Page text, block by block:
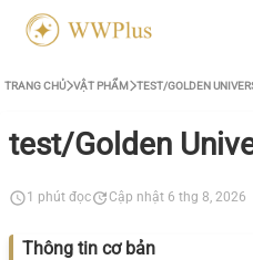
TRANG CHỦ VẬT PHẨM TEST/GOLDEN
test/Golden
1 phút đọc Cập nhật 6 thg 8, 2026
Thông tin cơ bản